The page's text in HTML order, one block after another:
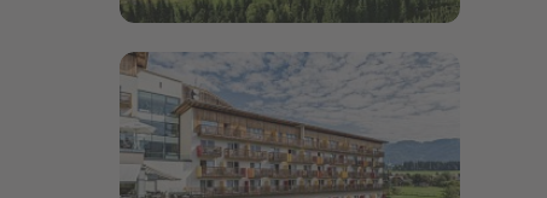
Bildergalerie öffnen